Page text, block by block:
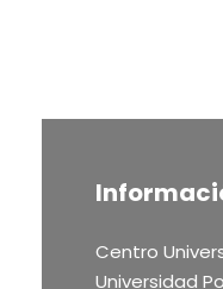
Centro
Universidad